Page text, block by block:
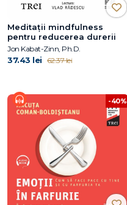
Meditații mindfulness
pentru reducerea durerii
Jon Kabat-Zinn, Ph.D.
37.43 lei 62.37 lei
-40%